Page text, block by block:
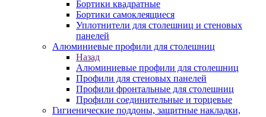
Бортики квадратные
Бортики самоклеящиеся
Уплотнители для столешниц и стеновых
панелей
Алюминиевые профили для столешниц
Назад
Алюминиевые профили для столешниц
Профили для стеновых панелей
Профили фронтальные для столешниц
Профили соединительные и торцевые
Гигиенические поддоны, защитные накладки,